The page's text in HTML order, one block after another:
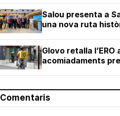
Salou presenta a
una nova ruta
Glovo retalla
acomiadaments
Comentaris